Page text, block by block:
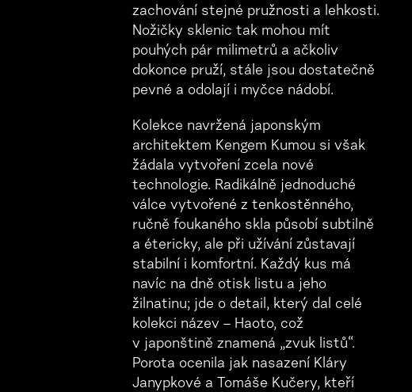
zachování stejné pružnosti a lehkosti.
Nožičky sklenic tak mohou mít
pouhých pár milimetrů a ačkoliv
dokonce pruží, stále jsou dostatečně
pevné a odolají i myčce nádobí.
Kolekce navržená japonským
architektem Kengem Kumou si však
žádala vytvoření zcela nové
technologie. Radikálně jednoduché
válce vytvořené z tenkostěnného,
ručně foukaného skla působí subtilně
a étericky, ale při užívání zůstavají
stabilní i komfortní. Každý kus má
navíc na dně otisk listu a jeho
žilnatinu; jde o detail, který dal celé
kolekci název – Haoto, což
v japonštině znamená „zvuk listů“.
Porota ocenila jak nasazení Kláry
Janypkové a Tomáše Kučery, kteří